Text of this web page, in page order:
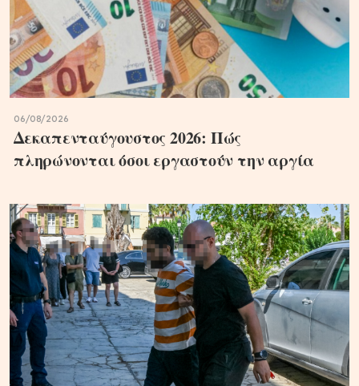
06/08/2026
Δεκαπενταύγουστος 2026: Πώς
πληρώνονται όσοι εργαστούν την αργία